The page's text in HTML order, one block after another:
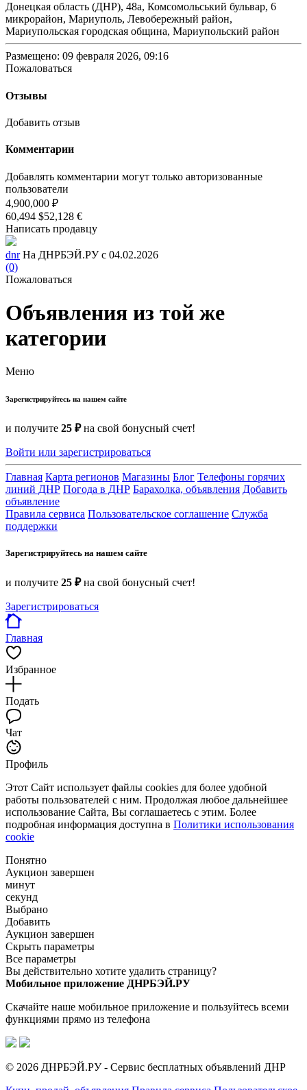
Донецкая область (ДНР), 48а, Комсомольський бульвар, 6
микрорайон, Мариуполь, Левобережный район,
Мариупольская городская община, Мариупольский район
Размещено: 09 февраля 2026, 09:16
Пожаловаться
Отзывы
Добавить отзыв
Комментарии
Добавлять комментарии могут только авторизованные
пользователи
4,900,000 ₽
60,494 $52,128 €
Написать продавцу
dnr На ДНРБЭЙ.РУ с 04.02.2026
(0)
Пожаловаться
Объявления из той же
категории
Меню
Зарегистрируйтесь на нашем сайте
и получите 25 ₽на свой бонусный счет!
Войти или зарегистрироваться
Главная Карта регионов Магазины Блог Телефоны горячих
линий ДНР Погода в ДНР Барахолка, объявления Добавить
объявление
Правила сервиса Пользовательское соглашение Служба
поддержки
Зарегистрируйтесь на нашем сайте
и получите 25 ₽на свой бонусный счет!
Зарегистрироваться
Главная
Избранное
Подать
Чат
Профиль
Этот Сайт использует файлы cookies для более удобной
работы пользователей с ним. Продолжая любое дальнейшее
использование Сайта, Вы соглашаетесь с этим. Более
подробная информация доступна в Политики использования
cookie
Понятно
Аукцион завершен
минут
секунд
Выбрано
Добавить
Аукцион завершен
Скрыть параметры
Все параметры
Вы действительно хотите удалить страницу?
Мобильное приложение ДНРБЭЙ.РУ
Скачайте наше мобильное приложение и пользуйтесь всеми
функциями прямо из телефона
© 2026 ДНРБЭЙ.РУ - Сервис бесплатных объявлений ДНР